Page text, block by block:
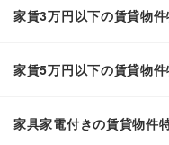
家賃3万円以下の賃貸物
家賃5万円以下の賃貸物
家具家電付きの賃貸物件